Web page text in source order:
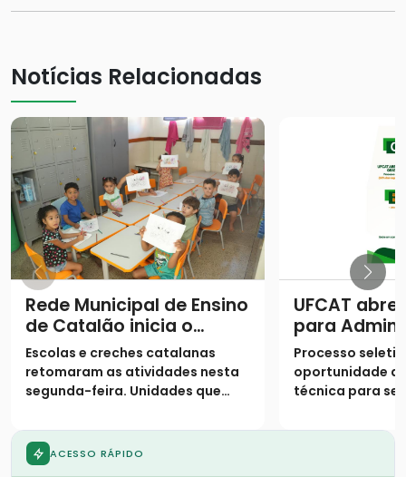
Notícias Relacionadas
Rede Municipal de Ensino
de Catalão inicia o
segundo semestre com
9,4 mil alunos de volta
às salas de aula
Escolas e creches catalanas
retomaram as atividades nesta
segunda-feira. Unidades que
voltam ao atendimento regular,
enquanto a rede municipal
reforça o suporte em tempo
UFCAT
para
Pública
para
em Catalão
Processo
oportunidade
técnica para
contratados;
ACESSO RÁPIDO